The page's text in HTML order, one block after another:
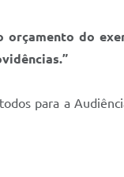
do
para a